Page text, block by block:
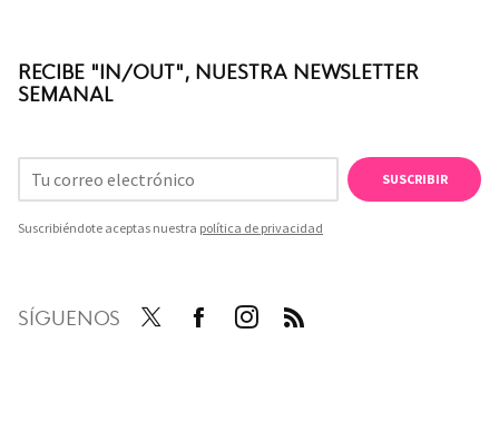
RECIBE "IN/OUT", NUESTRA NEWSLETTER
SEMANAL
SUSCRIBIR
Suscribiéndote aceptas nuestra política de privacidad
SÍGUENOS